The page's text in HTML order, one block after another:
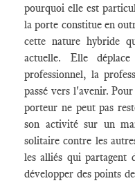
pourquoi elle est
la porte constitue en
cette nature hybride
actuelle. Elle
professionnel, la
passé vers l'avenir.
porteur ne peut pas
son activité sur un
solitaire contre les
les alliés qui partagent
développer des points